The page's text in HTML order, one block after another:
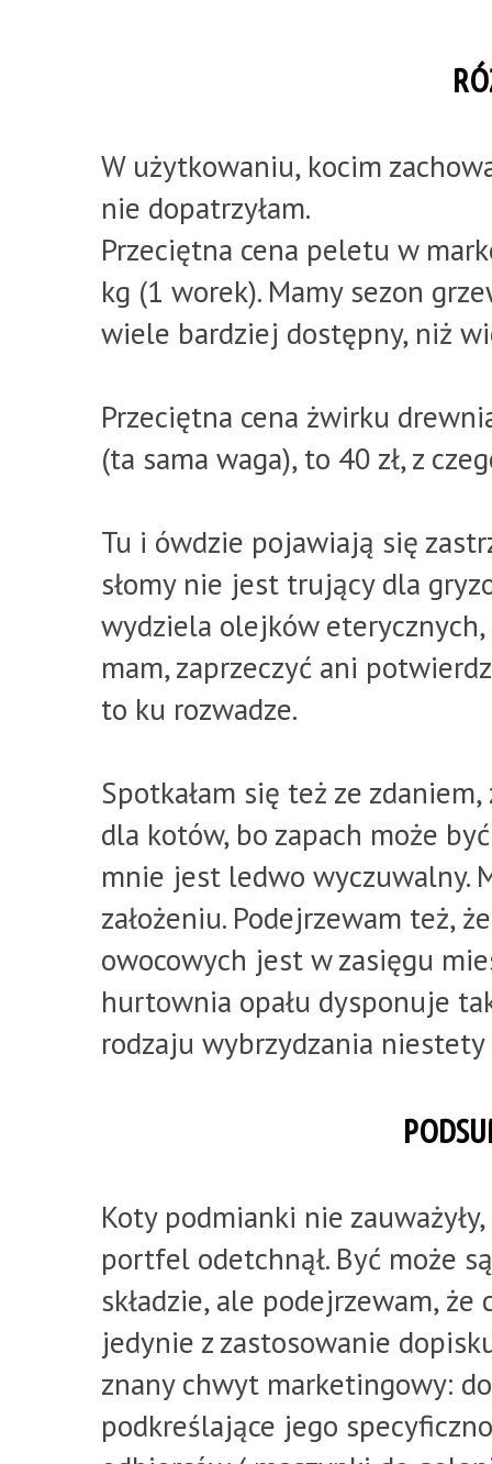
W użytkowaniu, kocim
nie dopatrzyłam.
Przeciętna cena peletu w
kg (1 worek). Mamy sezon
wiele bardziej dostępny, niż
Przeciętna cena żwirku
(ta sama waga), to 40 zł, z
Tu i ówdzie pojawiają się
słomy nie jest trujący dla
wydziela olejków
mam, zaprzeczyć ani
to ku rozwadze.
Spotkałam się też ze
dla kotów, bo zapach może
mnie jest ledwo wyczuwalny.
założeniu. Podejrzewam też,
owocowych jest w zasięgu
hurtownia opału dysponuje
rodzaju wybrzydzania
Koty podmianki nie
portfel odetchnął. Być może
składzie, ale podejrzewam,
jedynie z zastosowanie
znany chwyt marketingowy:
podkreślające jego